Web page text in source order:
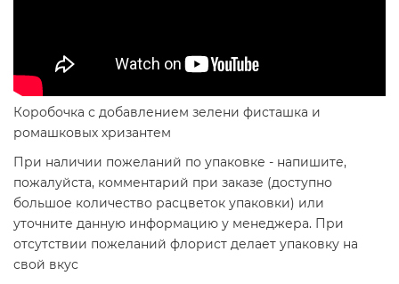
Коробочка с добавлением зелени фисташка и
ромашковых хризантем
При наличии пожеланий по упаковке - напишите,
пожалуйста, комментарий при заказе (доступно
большое количество расцветок упаковки) или
уточните данную информацию у менеджера. При
отсутствии пожеланий флорист делает упаковку на
свой вкус